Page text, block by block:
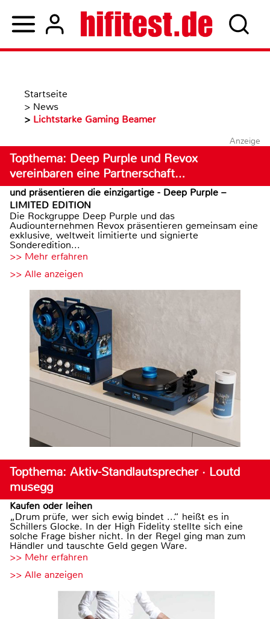
Startseite
> News
> Lichtstarke Gaming Beamer
Anzeige
Topthema: Deep Purple und Revox
vereinbaren eine Partnerschaft…
und präsentieren die einzigartige - Deep Purple –
LIMITED EDITION
Die Rockgruppe Deep Purple und das
Audiounternehmen Revox präsentieren gemeinsam eine
exklusive, weltweit limitierte und signierte
Sonderedition...
>> Mehr erfahren
>> Alle anzeigen
Topthema: Aktiv-Standlautsprecher · Loutd
musegg
Kaufen oder leihen
„Drum prüfe, wer sich ewig bindet ...“ heißt es in
Schillers Glocke. In der High Fidelity stellte sich eine
solche Frage bisher nicht. In der Regel ging man zum
Händler und tauschte Geld gegen Ware.
>> Mehr erfahren
>> Alle anzeigen